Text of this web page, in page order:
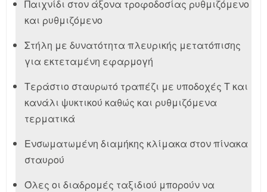
Παιχνίδι στον άξονα τροφοδοσίας ρυθμιζόμενο
και ρυθμιζόμενο
Στήλη με δυνατότητα πλευρικής μετατόπισης
για εκτεταμένη εφαρμογή
Τεράστιο σταυρωτό τραπέζι με υποδοχές T και
κανάλι ψυκτικού καθώς και ρυθμιζόμενα
τερματικά
Ενσωματωμένη διαμήκης κλίμακα στον πίνακα
σταυρού
Όλες οι διαδρομές ταξιδιού μπορούν να